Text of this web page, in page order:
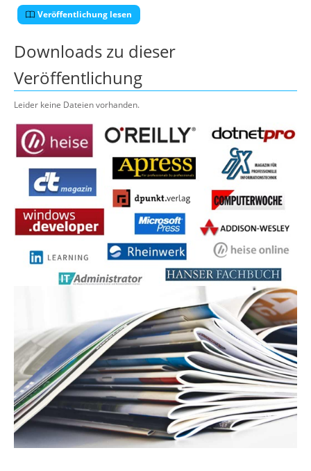
Veröffentlichung lesen
Downloads zu dieser
Veröffentlichung
Leider keine Dateien vorhanden.